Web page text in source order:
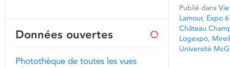
Publié dans
Lamour, Expo
Château
Logexpo,
Université
Données ouvertes
Photothèque de toutes les vues